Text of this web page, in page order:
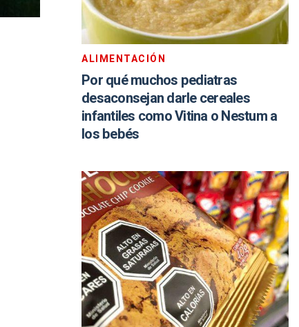
ALIMENTACIÓN
Por qué muchos pediatras
desaconsejan darle cereales
infantiles como Vitina o Nestum a
los bebés